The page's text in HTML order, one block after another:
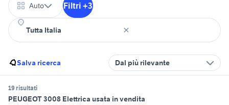
Auto Filtri +3
Salva ricerca Dal più rilevante
19 risultati
PEUGEOT 3008 Elettrica usata in vendita